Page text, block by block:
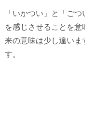
「いかつい」と「ご
を感じさせることを
来の意味は少し違いま
す。